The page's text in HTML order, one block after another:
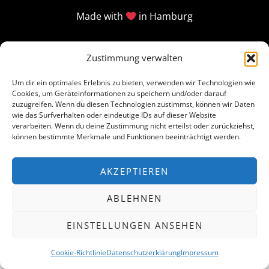
Zustimmung verwalten
Um dir ein optimales Erlebnis zu bieten, verwenden wir Technologien wie
Cookies, um Geräteinformationen zu speichern und/oder darauf
zuzugreifen. Wenn du diesen Technologien zustimmst, können wir Daten
wie das Surfverhalten oder eindeutige IDs auf dieser Website
verarbeiten. Wenn du deine Zustimmung nicht erteilst oder zurückziehst,
können bestimmte Merkmale und Funktionen beeinträchtigt werden.
AKZEPTIEREN
ABLEHNEN
EINSTELLUNGEN ANSEHEN
Cookie-RichtlinieDatenschutzerklärungImpressum
Made with in Hamburg